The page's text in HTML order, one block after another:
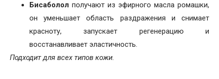
Бисаболол получают из эфирного масла ромашки,
он уменьшает область раздражения и снимает
красноту, запускает регенерацию и
восстанавливает эластичность.
Подходит для всех типов кожи.